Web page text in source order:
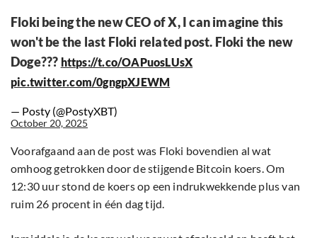
Floki being the new CEO of X, I can imagine this
won't be the last Floki related post. Floki the new
Doge??? https://t.co/OAPuosLUsX
pic.twitter.com/0gngpXJEWM
— Posty (@PostyXBT)
October 20, 2025
Voorafgaand aan de post was Floki bovendien al wat
omhoog getrokken door de stijgende Bitcoin koers. Om
12:30 uur stond de koers op een indrukwekkende plus van
ruim 26 procent in één dag tijd.